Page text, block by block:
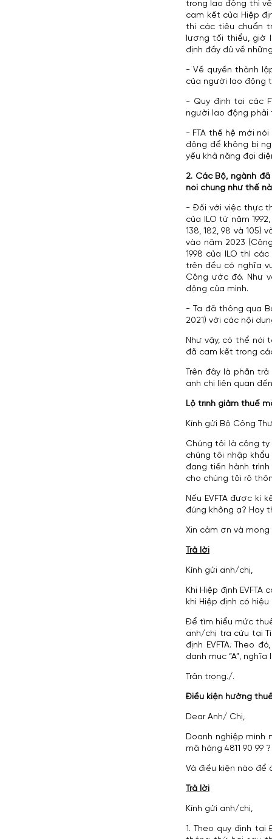
trong lao động thì
cam kết của Hiệp
thi các tiêu chuẩn
lương tối thiểu, giờ
định đầy đủ về
- Về quyền thành
của người lao động
- Quy định tại các
người lao động phải
- FTA thế hệ mới
động để không bị
yếu khả năng đại
2. Các Bộ, ngành
nói chung như thế
- Đối với việc thực
của ILO từ năm
138, 182, 98 và
vào năm 2023
1998 của ILO thì
trên đều có nghĩa
Công ước đó. Như
động của mình.
- Ta đã thông qua
2021) với các nội
Như vậy, có thể nói
đã cam kết trong
Trên đây là phần
anh chị liên quan
Lộ trình giảm thuế
Kính gửi Bộ Công
Chúng tôi là công ty
chúng tôi nhập
đang tiến hành trình
cho chúng tôi rõ
Nếu EVFTA được
đúng không ạ? Hay
Xin cảm ơn và mong
Trả lời
Kính gửi anh/chị,
Khi Hiệp định
khi Hiệp định có
Để tìm hiểu mức
anh/chị tra cứu tại
định EVFTA. Theo
danh mục “A”,
Trân trọng./.
Điều kiện hưởng thuế
Dear Anh/ Chị,
Doanh nghiệp mình
mã hàng 4811 90 99 ?
Và điều kiện nào để
Trả lời
Kính gửi anh/chị,
1. Theo quy định tại